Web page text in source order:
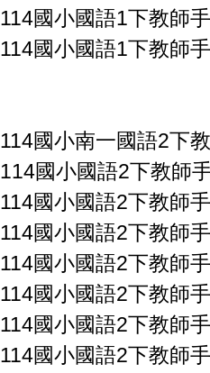
114國小國語1下教師
114國小國語1下教師
114國小南一國語2下
114國小國語2下教師
114國小國語2下教師
114國小國語2下教師
114國小國語2下教師
114國小國語2下教師
114國小國語2下教師
114國小國語2下教師